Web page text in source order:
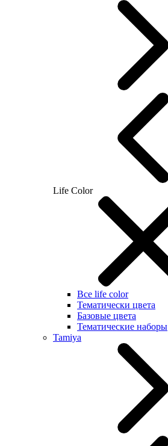
Life Color
Все life color
Тематически цвета
Базовые цвета
Тематические наборы
Tamiya